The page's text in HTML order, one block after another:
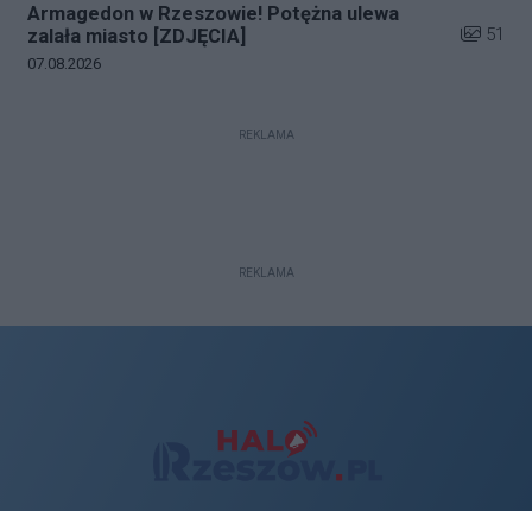
Armagedon w Rzeszowie! Potężna ulewa
zalała miasto [ZDJĘCIA]
Liczba
51
Data dodania galerii:
07.08.2026
REKLAMA
REKLAMA